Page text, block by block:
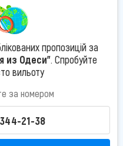
пропозицій за
из Одеси". Спробуйте
вильоту
за номером
21-38